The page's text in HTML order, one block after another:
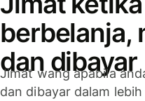
berbelanja,
dan dibayar
Jimat wang apabila
dan dibayar dalam